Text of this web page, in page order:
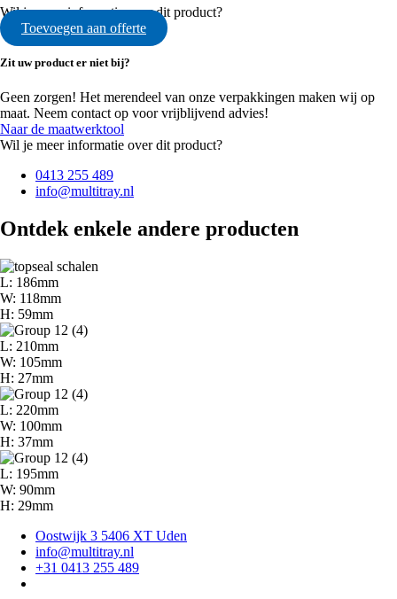
Wil je meer informatie over dit product?
Toevoegen aan offerte
Zit uw product er niet bij?
Geen zorgen! Het merendeel van onze verpakkingen maken wij op
maat. Neem contact op voor vrijblijvend advies!
Naar de maatwerktool
Wil je meer informatie over dit product?
0413 255 489
info@multitray.nl
Ontdek enkele andere producten
L: 186mm
W: 118mm
H: 59mm
L: 210mm
W: 105mm
H: 27mm
L: 220mm
W: 100mm
H: 37mm
L: 195mm
W: 90mm
H: 29mm
Oostwijk 3 5406 XT Uden
info@multitray.nl
+31 0413 255 489